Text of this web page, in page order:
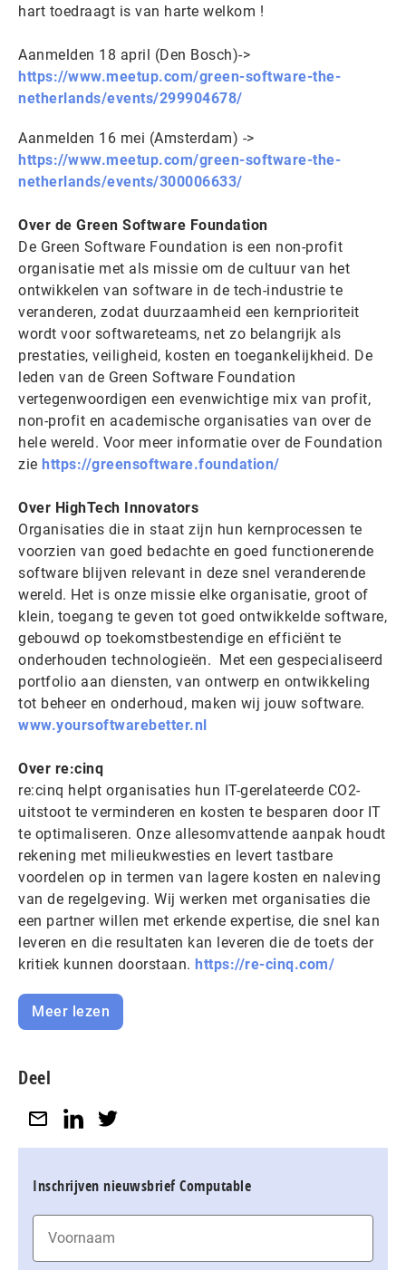
hart toedraagt is van harte welkom !
Aanmelden 18 april (Den Bosch)->
https://www.meetup.com/green-software-the-
netherlands/events/299904678/
Aanmelden 16 mei (Amsterdam) ->
https://www.meetup.com/green-software-the-
netherlands/events/300006633/
Over de Green Software Foundation
De Green Software Foundation is een non-profit
organisatie met als missie om de cultuur van het
ontwikkelen van software in de tech-industrie te
veranderen, zodat duurzaamheid een kernprioriteit
wordt voor softwareteams, net zo belangrijk als
prestaties, veiligheid, kosten en toegankelijkheid. De
leden van de Green Software Foundation
vertegenwoordigen een evenwichtige mix van profit,
non-profit en academische organisaties van over de
hele wereld. Voor meer informatie over de Foundation
zie https://greensoftware.foundation/
Over HighTech Innovators
Organisaties die in staat zijn hun kernprocessen te
voorzien van goed bedachte en goed functionerende
software blijven relevant in deze snel veranderende
wereld. Het is onze missie elke organisatie, groot of
klein, toegang te geven tot goed ontwikkelde software,
gebouwd op toekomstbestendige en efficiënt te
onderhouden technologieën. Met een gespecialiseerd
portfolio aan diensten, van ontwerp en ontwikkeling
tot beheer en onderhoud, maken wij jouw software.
www.yoursoftwarebetter.nl
Over re:cinq
re:cinq helpt organisaties hun IT-gerelateerde CO2-
uitstoot te verminderen en kosten te besparen door IT
te optimaliseren. Onze allesomvattende aanpak houdt
rekening met milieukwesties en levert tastbare
voordelen op in termen van lagere kosten en naleving
van de regelgeving. Wij werken met organisaties die
een partner willen met erkende expertise, die snel kan
leveren en die resultaten kan leveren die de toets der
kritiek kunnen doorstaan. https://re-cinq.com/
Meer lezen
Deel
Inschrijven nieuwsbrief Computable